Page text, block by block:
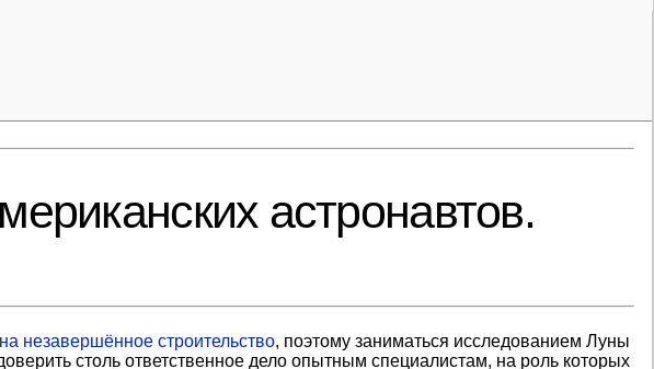
астронавтов.
незавершённое строительство, поэтому заниматься исследованием Луны
столь ответственное дело опытным специалистам, на роль которых